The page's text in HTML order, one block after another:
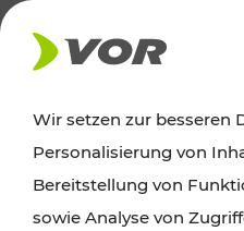
AKTUELLES
Ausflugstipps
Wir setzen zur besseren
Personalisierung von
Bereitstellung von
sowie Analyse von